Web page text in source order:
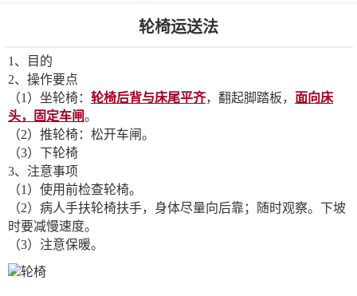
轮椅运送法
1 、目的
2、操作要点
（1）坐轮椅： 轮椅后背与床尾平齐，翻起脚踏板， 面向床
头，固定车闸。
（2）推轮椅：松开车闸。
（3）下轮椅
3、注意事项
（1）使用前检查轮椅。
（2）病人手扶轮椅扶手，身体尽量向后靠；随时观察。下坡
时要减慢速度。
（3）注意保暖。